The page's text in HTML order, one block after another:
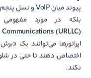
بلکه در مورد
Communications (URLLC)
اپراتورها می‌توانند یک
اختصاص دهند تا حتی در
نکند.